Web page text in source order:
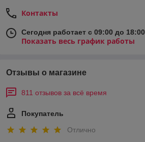
Контакты
Сегодня работает с 09:00 до 18:00
Показать весь график работы
Отзывы о магазине
811 отзывов за всё время
Покупатель
Отлично